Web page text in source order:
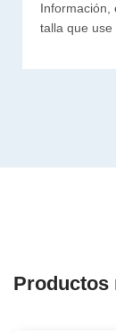
Información,
talla que use
Productos